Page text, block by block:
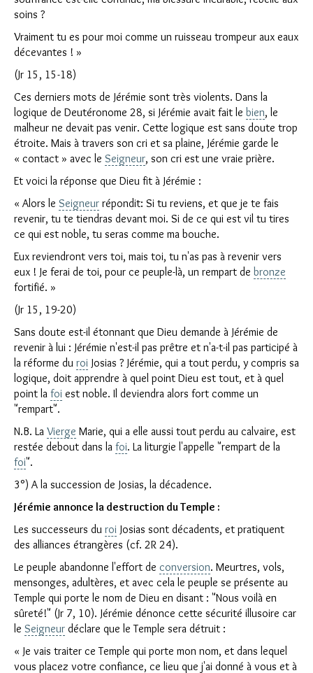
soins ?
Vraiment tu es pour moi comme un ruisseau trompeur aux eaux
décevantes ! »
(Jr 15, 15-18)
Ces derniers mots de Jérémie sont très violents. Dans la
logique de Deutéronome 28, si Jérémie avait fait le bien, le
malheur ne devait pas venir. Cette logique est sans doute trop
étroite. Mais à travers son cri et sa plaine, Jérémie garde le
« contact » avec le Seigneur, son cri est une vraie prière.
Et voici la réponse que Dieu fit à Jérémie :
« Alors le Seigneur répondit: Si tu reviens, et que je te fais
revenir, tu te tiendras devant moi. Si de ce qui est vil tu tires
ce qui est noble, tu seras comme ma bouche.
Eux reviendront vers toi, mais toi, tu n'as pas à revenir vers
eux ! Je ferai de toi, pour ce peuple-là, un rempart de bronze
fortifié. »
(Jr 15, 19-20)
Sans doute est-il étonnant que Dieu demande à Jérémie de
revenir à lui : Jérémie n'est-il pas prêtre et n'a-t-il pas participé à
la réforme du roi Josias ? Jérémie, qui a tout perdu, y compris sa
logique, doit apprendre à quel point Dieu est tout, et à quel
point la foi est noble. Il deviendra alors fort comme un
"rempart".
N.B. La Vierge Marie, qui a elle aussi tout perdu au calvaire, est
restée debout dans la foi. La liturgie l'appelle "rempart de la
foi".
3°) A la succession de Josias, la décadence.
Jérémie annonce la destruction du Temple :
Les successeurs du roi Josias sont décadents, et pratiquent
des alliances étrangères (cf. 2R 24).
Le peuple abandonne l'effort de conversion. Meurtres, vols,
mensonges, adultères, et avec cela le peuple se présente au
Temple qui porte le nom de Dieu en disant : "Nous voilà en
sûreté!" (Jr 7, 10). Jérémie dénonce cette sécurité illusoire car
le Seigneur déclare que le Temple sera détruit :
« Je vais traiter ce Temple qui porte mon nom, et dans lequel
vous placez votre confiance, ce lieu que j'ai donné à vous et à